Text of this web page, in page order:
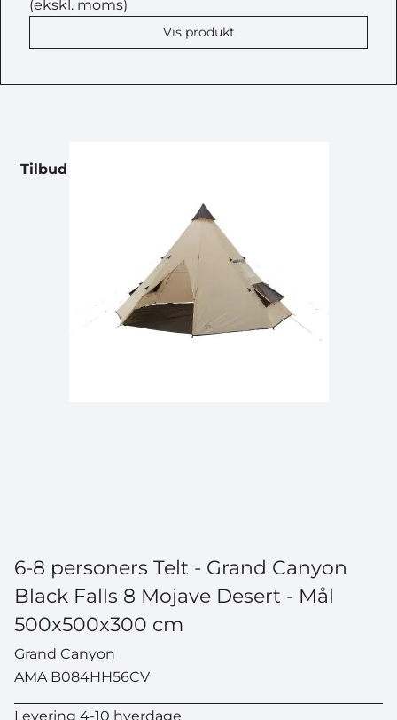
(ekskl. moms)
Vis produkt
Tilbud
6-8 personers Telt - Grand Canyon
Black Falls 8 Mojave Desert - Mål
500x500x300 cm
Grand Canyon
AMA B084HH56CV
Levering 4-10 hverdage